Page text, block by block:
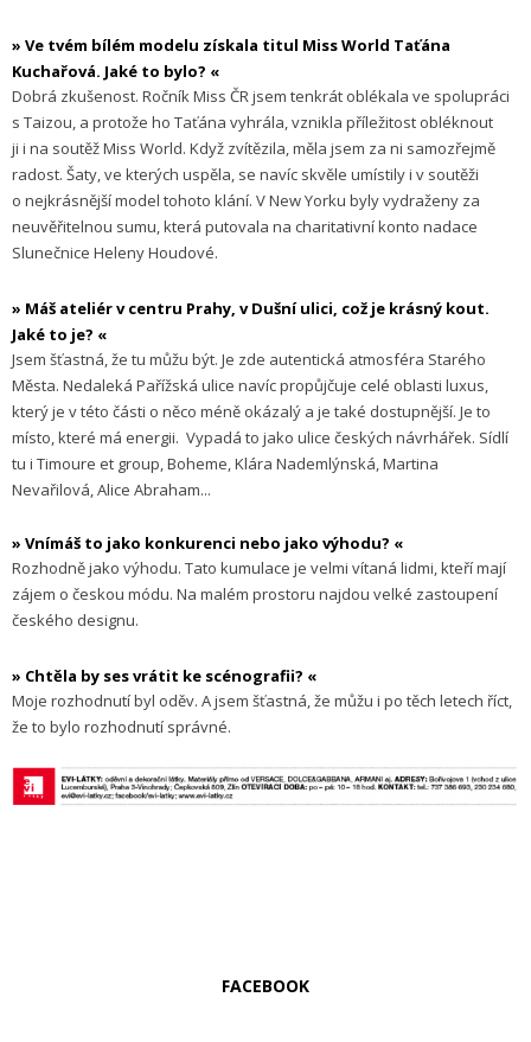
» Ve tvém bílém modelu získala titul Miss World Taťána
Kuchařová. Jaké to bylo? «
Dobrá zkušenost. Ročník Miss ČR jsem tenkrát oblékala ve spolupráci
s Taizou, a protože ho Taťána vyhrála, vznikla příležitost obléknout
ji i na soutěž Miss World. Když zvítězila, měla jsem za ni samozřejmě
radost. Šaty, ve kterých uspěla, se navíc skvěle umístily i v soutěži
o nejkrásnější model tohoto klání. V New Yorku byly vydraženy za
neuvěřitelnou sumu, která putovala na charitativní konto nadace
Slunečnice Heleny Houdové.
» Máš ateliér v centru Prahy, v Dušní ulici, což je krásný kout.
Jaké to je? «
Jsem šťastná, že tu můžu být. Je zde autentická atmosféra Starého
Města. Nedaleká Pařížská ulice navíc propůjčuje celé oblasti luxus,
který je v této části o něco méně okázalý a je také dostupnější. Je to
místo, které má energii. Vypadá to jako ulice českých návrhářek. Sídlí
tu i Timoure et group, Boheme, Klára Nademlýnská, Martina
Nevařilová, Alice Abraham...
» Vnímáš to jako konkurenci nebo jako výhodu? «
Rozhodně jako výhodu. Tato kumulace je velmi vítaná lidmi, kteří mají
zájem o českou módu. Na malém prostoru najdou velké zastoupení
českého designu.
» Chtěla by ses vrátit ke scénografii? «
Moje rozhodnutí byl oděv. A jsem šťastná, že můžu i po těch letech říct,
že to bylo rozhodnutí správné.
FACEBOOK